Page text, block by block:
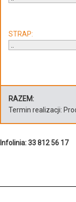
STRAP:
RAZEM:
Termin realizacji:
Infolinia: 33 812 56 17